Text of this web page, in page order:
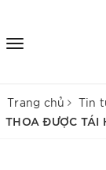
Trang chủ Tin
THOA ĐƯỢC TÁI